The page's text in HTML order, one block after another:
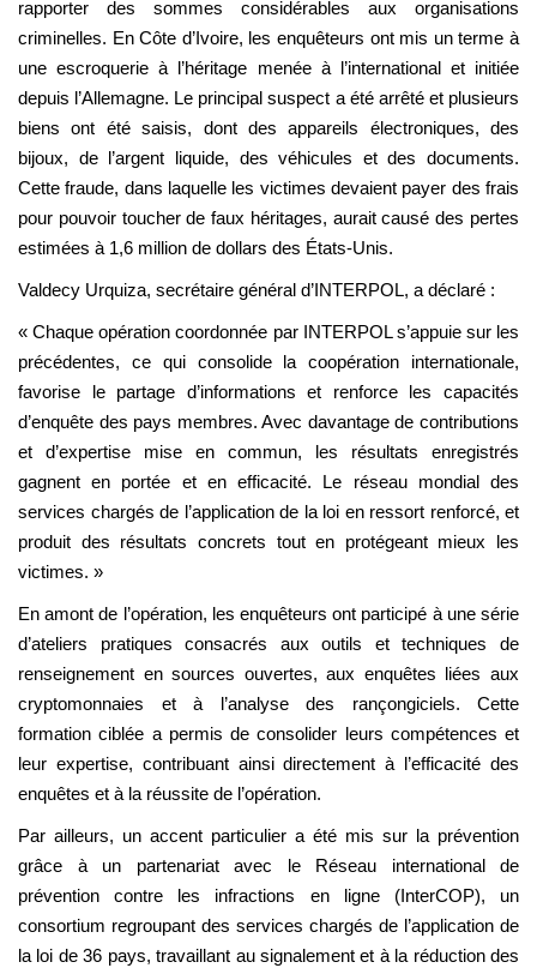
rapporter des sommes considérables aux organisations
criminelles. En Côte d’Ivoire, les enquêteurs ont mis un terme à
une escroquerie à l’héritage menée à l’international et initiée
depuis l’Allemagne. Le principal suspect a été arrêté et plusieurs
biens ont été saisis, dont des appareils électroniques, des
bijoux, de l’argent liquide, des véhicules et des documents.
Cette fraude, dans laquelle les victimes devaient payer des frais
pour pouvoir toucher de faux héritages, aurait causé des pertes
estimées à 1,6 million de dollars des États-Unis.
Valdecy Urquiza, secrétaire général d’INTERPOL, a déclaré :
« Chaque opération coordonnée par INTERPOL s’appuie sur les
précédentes, ce qui consolide la coopération internationale,
favorise le partage d’informations et renforce les capacités
d’enquête des pays membres. Avec davantage de contributions
et d’expertise mise en commun, les résultats enregistrés
gagnent en portée et en efficacité. Le réseau mondial des
services chargés de l’application de la loi en ressort renforcé, et
produit des résultats concrets tout en protégeant mieux les
victimes. »
En amont de l’opération, les enquêteurs ont participé à une série
d’ateliers pratiques consacrés aux outils et techniques de
renseignement en sources ouvertes, aux enquêtes liées aux
cryptomonnaies et à l’analyse des rançongiciels. Cette
formation ciblée a permis de consolider leurs compétences et
leur expertise, contribuant ainsi directement à l’efficacité des
enquêtes et à la réussite de l’opération.
Par ailleurs, un accent particulier a été mis sur la prévention
grâce à un partenariat avec le Réseau international de
prévention contre les infractions en ligne (InterCOP), un
consortium regroupant des services chargés de l’application de
la loi de 36 pays, travaillant au signalement et à la réduction des